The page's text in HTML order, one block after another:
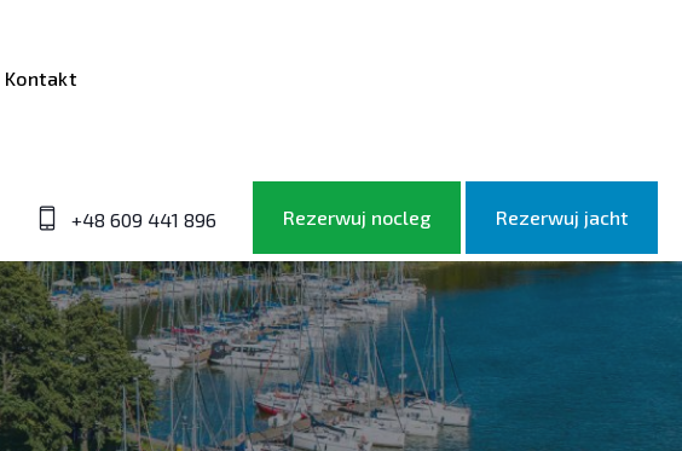
Kontakt
+48 609 441 896 Rezerwuj nocleg Rezerwuj jacht